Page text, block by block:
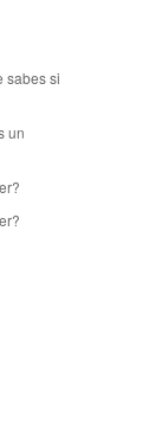
sabes si
un